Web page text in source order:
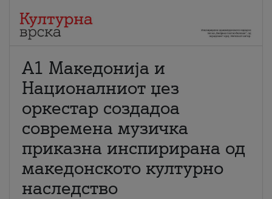
А1 Македонија и
Националниот џез
оркестар создадоа
современа музичка
приказна инспирирана од
македонското културно
наследство